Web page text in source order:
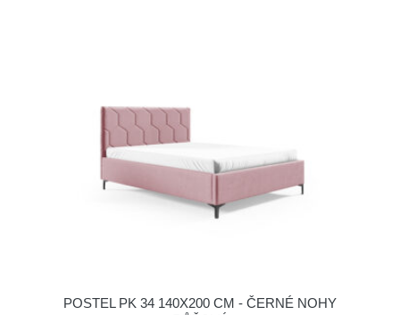
POSTEL PK 34 140X200 CM - ČERNÉ NOHY